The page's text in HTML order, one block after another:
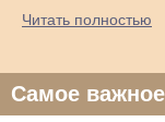
Самое важное
Читать полностью